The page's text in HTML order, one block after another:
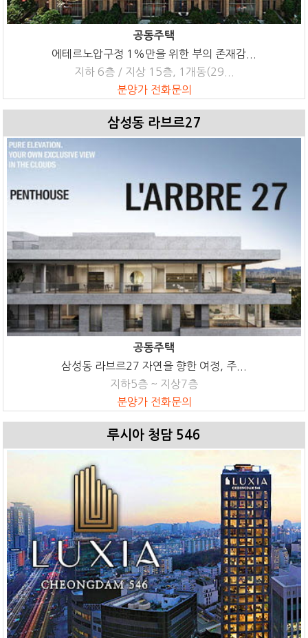
공동주택
에테르노압구정 1%만을 위한 부의 존재감...
지하 6층 / 지상 15층, 1개동(29...
분양가 전화문의
삼성동 라브르27
공동주택
삼성동 라브르27 자연을 향한 여정, 주...
지하5층 ~ 지상7층
분양가 전화문의
루시아 청담 546